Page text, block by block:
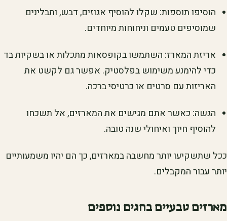
הוסיפו תוספות: שקלו להוסיף אגוזים, דבש, ותבלינים
שמוסיפים טעמים וניחוחות מיוחדים.
אריזת המארז: השתמשו בקופסאות מתכלות או בשקיות בד
כדי להימנע משימוש בפלסטיק. אפשר גם לקשט את
האריזות עם סרטים או כרטיסי ברכה.
הגשה: כאשר אתם מגישים את המארזים, אל תשכחו
להוסיף חיוך ואיחולי שנה טובה.
ככל שתשקיעו יותר מחשבה במארזים, כך הם יהיו משמעותיים
יותר עבור המקבלים.
מארזים טבעיים בחגים נוספים